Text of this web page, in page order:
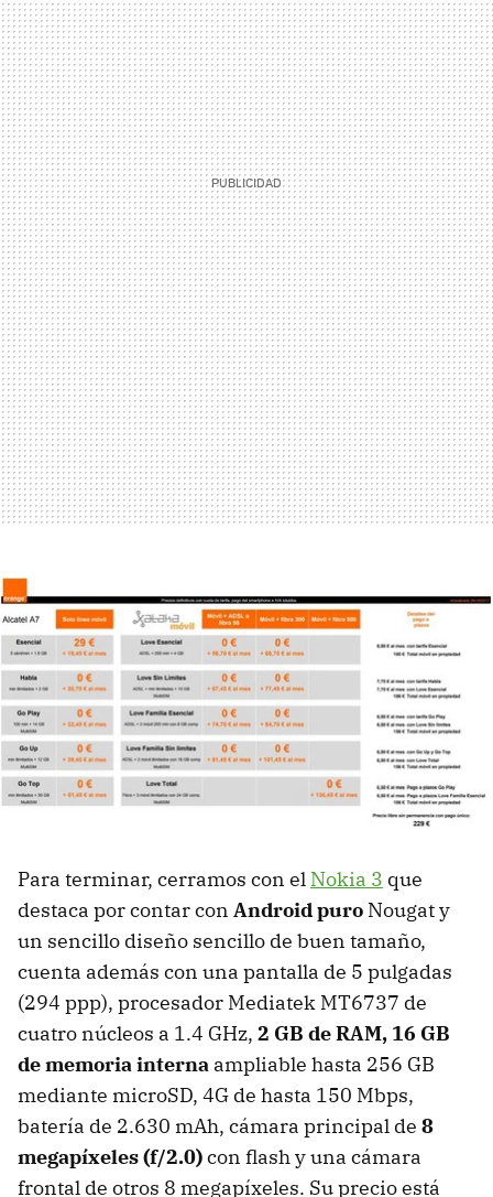
Para terminar, cerramos con el Nokia 3 que
destaca por contar con Android puro Nougat y
un sencillo diseño sencillo de buen tamaño,
cuenta además con una pantalla de 5 pulgadas
(294 ppp), procesador Mediatek MT6737 de
cuatro núcleos a 1.4 GHz, 2 GB de RAM, 16 GB
de memoria interna ampliable hasta 256 GB
mediante microSD, 4G de hasta 150 Mbps,
batería de 2.630 mAh, cámara principal de 8
megapíxeles (f/2.0)con flash y una cámara
frontal de otros 8 megapíxeles. Su precio está